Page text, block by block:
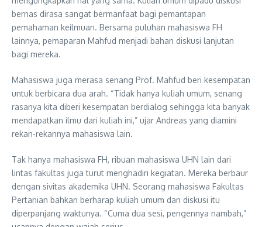
bernas dirasa sangat bermanfaat bagi pemantapan
pemahaman keilmuan. Bersama puluhan mahasiswa FH
lainnya, pemaparan Mahfud menjadi bahan diskusi lanjutan
bagi mereka.
Mahasiswa juga merasa senang Prof. Mahfud beri kesempatan
untuk berbicara dua arah. “Tidak hanya kuliah umum, senang
rasanya kita diberi kesempatan berdialog sehingga kita banyak
mendapatkan ilmu dari kuliah ini,” ujar Andreas yang diamini
rekan-rekannya mahasiswa lain.
Tak hanya mahasiswa FH, ribuan mahasiswa UHN lain dari
lintas fakultas juga turut menghadiri kegiatan. Mereka berbaur
dengan sivitas akademika UHN. Seorang mahasiswa Fakultas
Pertanian bahkan berharap kuliah umum dan diskusi itu
diperpanjang waktunya. “Cuma dua sesi, pengennya nambah,”